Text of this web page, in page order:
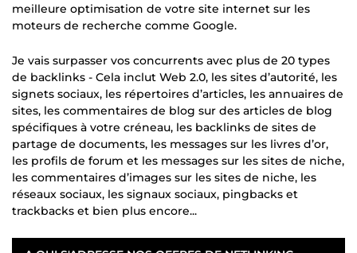
meilleure optimisation de votre site internet sur les
moteurs de recherche comme Google.
Je vais surpasser vos concurrents avec plus de 20 types
de backlinks - Cela inclut Web 2.0, les sites d’autorité, les
signets sociaux, les répertoires d’articles, les annuaires de
sites, les commentaires de blog sur des articles de blog
spécifiques à votre créneau, les backlinks de sites de
partage de documents, les messages sur les livres d’or,
les profils de forum et les messages sur les sites de niche,
les commentaires d’images sur les sites de niche, les
réseaux sociaux, les signaux sociaux, pingbacks et
trackbacks et bien plus encore...